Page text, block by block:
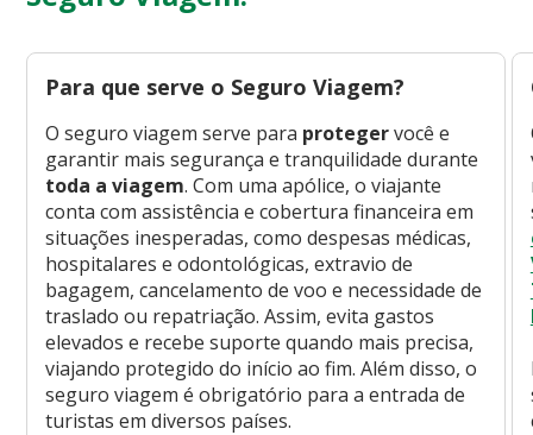
Para que serve o Seguro Viagem?
O seguro viagem serve para protegervocê e
garantir mais segurança e tranquilidade durante
toda a viagem. Com uma apólice, o viajante
conta com assistência e cobertura financeira em
situações inesperadas, como despesas médicas,
hospitalares e odontológicas, extravio de
bagagem, cancelamento de voo e necessidade de
traslado ou repatriação. Assim, evita gastos
elevados e recebe suporte quando mais precisa,
viajando protegido do início ao fim. Além disso, o
seguro viagem é obrigatório para a entrada de
turistas em diversos países.